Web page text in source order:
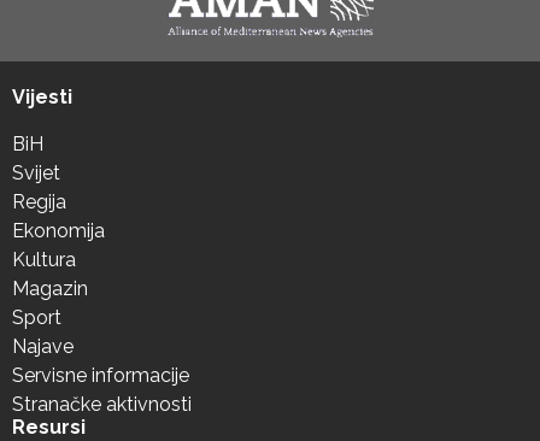
Vijesti
BiH
Svijet
Regija
Ekonomija
Kultura
Magazin
Sport
Najave
Servisne informacije
Stranačke aktivnosti
Resursi